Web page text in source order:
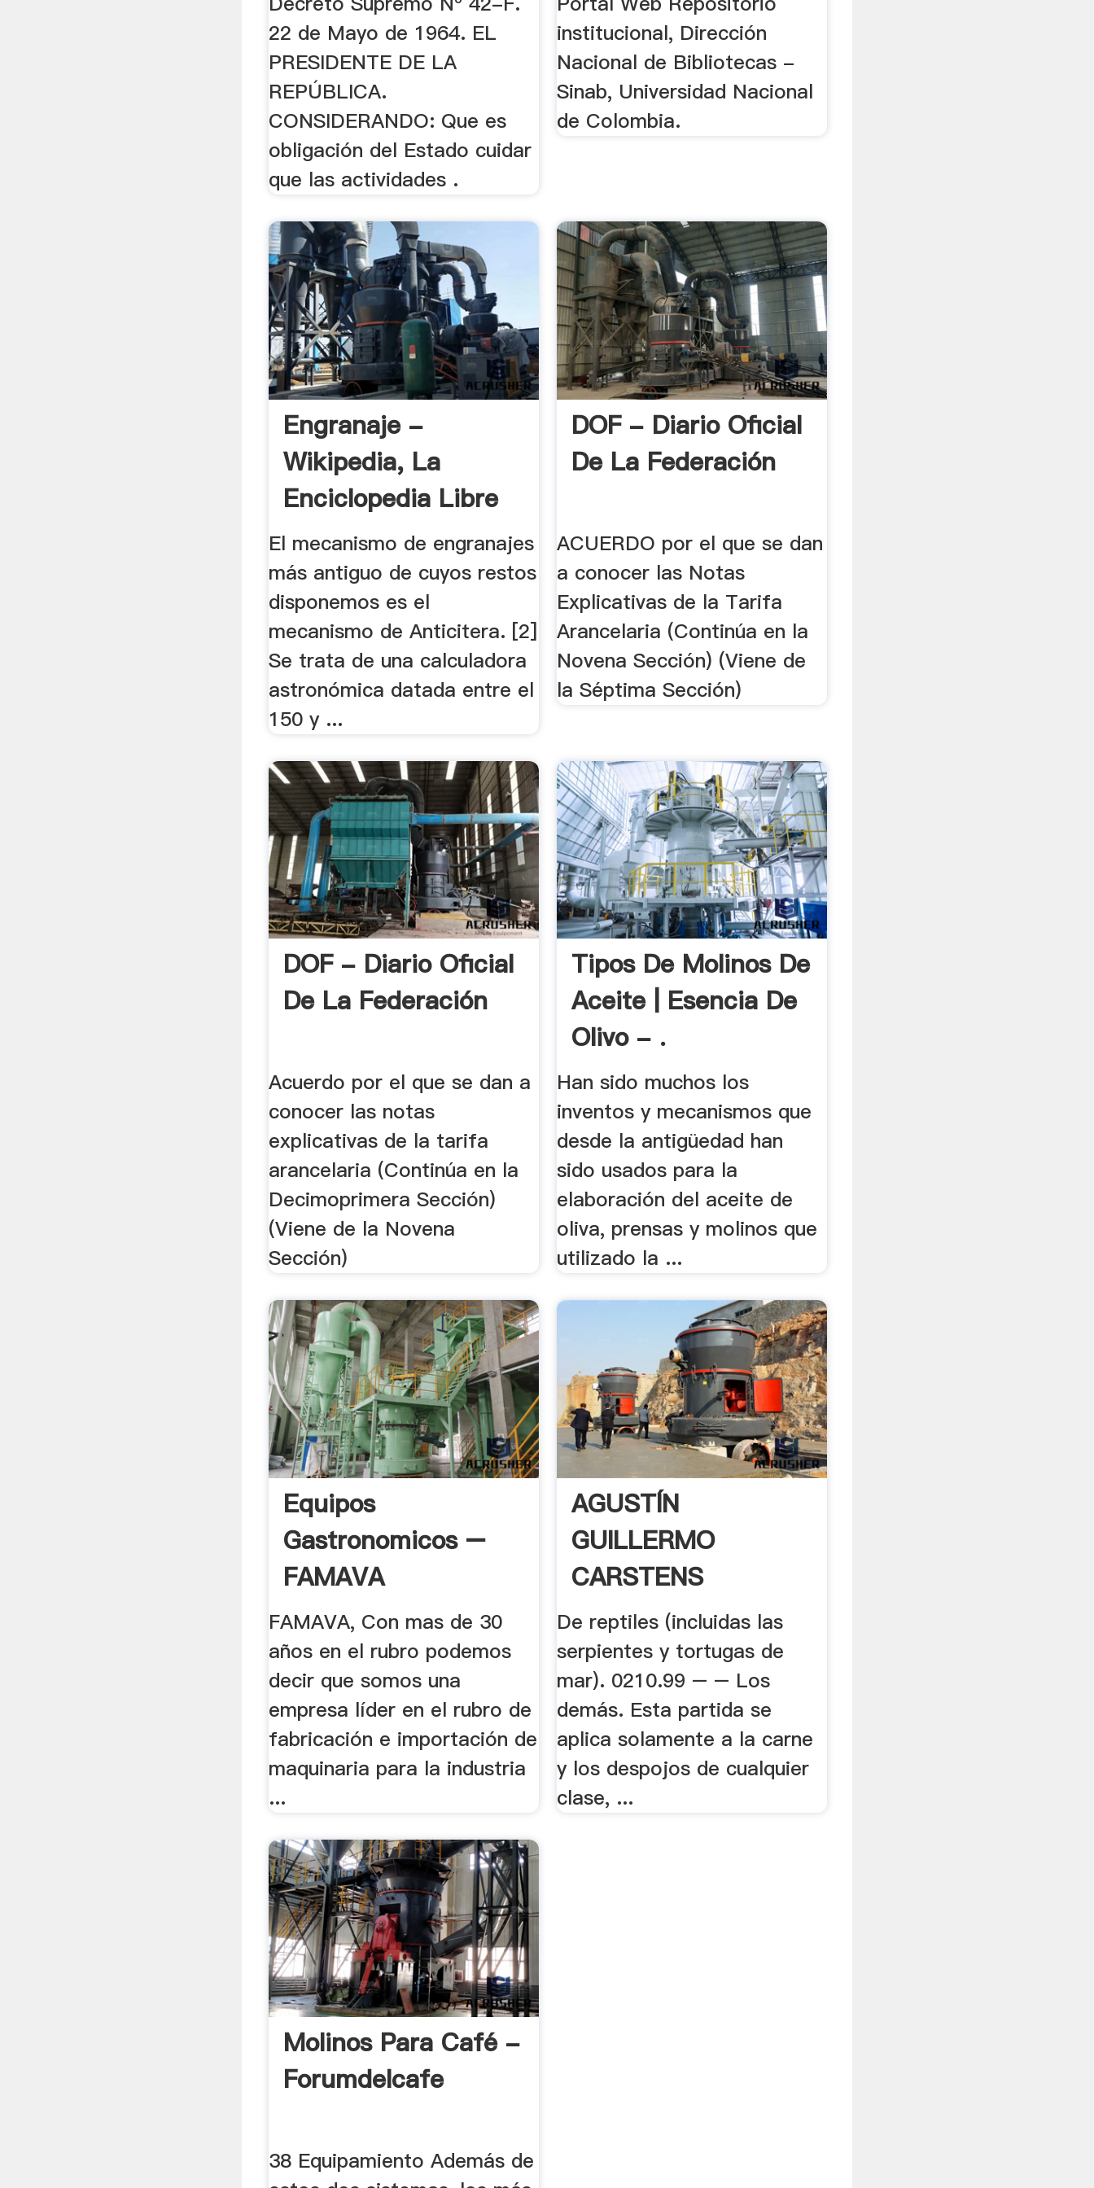
22 de Mayo de 1964. EL
PRESIDENTE DE LA
REPÚBLICA.
CONSIDERANDO: Que es
obligación del Estado cuidar
que las actividades .
institucional, Dirección
Nacional de Bibliotecas -
Sinab, Universidad Nacional
de Colombia.
Engranaje -
Wikipedia, La
Enciclopedia Libre
El mecanismo de engranajes
más antiguo de cuyos restos
disponemos es el
mecanismo de Anticitera. [2]
Se trata de una calculadora
astronómica datada entre el
150 y ...
DOF - Diario Oficial
De La Federación
ACUERDO por el que se dan
a conocer las Notas
Explicativas de la Tarifa
Arancelaria (Continúa en la
Novena Sección) (Viene de
la Séptima Sección)
DOF - Diario Oficial
De La Federación
Acuerdo por el que se dan a
conocer las notas
explicativas de la tarifa
arancelaria (Continúa en la
Decimoprimera Sección)
(Viene de la Novena
Sección)
Tipos De Molinos De
Aceite | Esencia De
Olivo - .
Han sido muchos los
inventos y mecanismos que
desde la antigüedad han
sido usados para la
elaboración del aceite de
oliva, prensas y molinos que
utilizado la ...
Equipos
Gastronomicos –
FAMAVA
FAMAVA, Con mas de 30
años en el rubro podemos
decir que somos una
empresa líder en el rubro de
fabricación e importación de
maquinaria para la industria
...
AGUSTÍN
GUILLERMO
CARSTENS
CARSTENS, .
De reptiles (incluidas las
serpientes y tortugas de
mar). 0210.99 – – Los
demás. Esta partida se
aplica solamente a la carne
y los despojos de cualquier
clase, ...
Molinos Para Café -
Forumdelcafe
38 Equipamiento Además de